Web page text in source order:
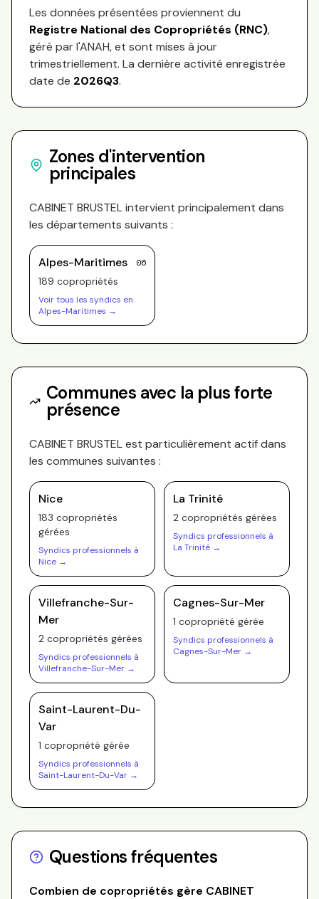
Les données présentées proviennent du
Registre National des Copropriétés (RNC),
géré par l'ANAH, et sont mises à jour
trimestriellement. La dernière activité enregistrée
date de 2026Q3.
Zones d'intervention
principales
CABINET BRUSTELintervient principalement dans
les départements suivants :
Alpes-Maritimes 06
189 copropriétés
Voir tous les syndics en
Alpes-Maritimes →
Communes avec la plus forte
présence
CABINET BRUSTELest particulièrement actif dans
les communes suivantes :
Nice
183 copropriétés
gérées
Syndics professionnels à
Nice →
La Trinité
2 copropriétés gérées
Syndics professionnels à
La Trinité →
Villefranche-Sur-
Mer
2 copropriétés gérées
Syndics professionnels à
Villefranche-Sur-Mer →
Cagnes-Sur-Mer
1 copropriété gérée
Syndics professionnels à
Cagnes-Sur-Mer →
Saint-Laurent-Du-
Var
1 copropriété gérée
Syndics professionnels à
Saint-Laurent-Du-Var →
Questions fréquentes
Combien de copropriétés gère CABINET